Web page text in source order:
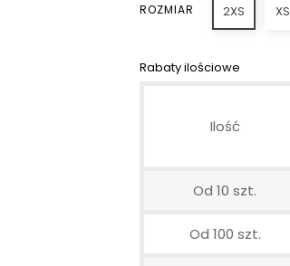
ROZMIAR 2XS XS
Rabaty ilościowe
Ilość
Od 10 szt.
Od 100 szt.